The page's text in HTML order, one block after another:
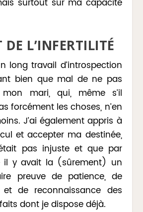
surtout sur ma capacité
DE L’INFERTILITÉ
long travail d’introspection
bien que mal de ne pas
mari, qui, même s’il
forcément les choses, n’en
J’ai également appris à
et accepter ma destinée,
pas injuste et que par
il y avait la (sûrement) un
preuve de patience, de
et de reconnaissance des
dont je dispose déjà.